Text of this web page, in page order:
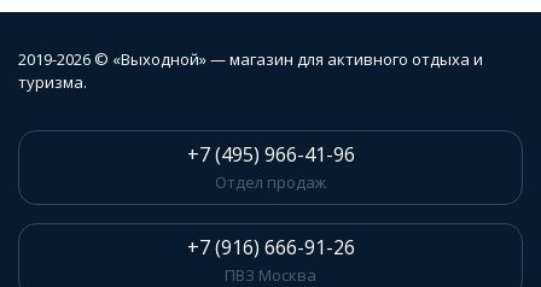
2019-2026 © «Выходной» — магазин для активного отдыха и
туризма.
+7 (495) 966-41-96
Отдел продаж
+7 (916) 666-91-26
ПВЗ Москва